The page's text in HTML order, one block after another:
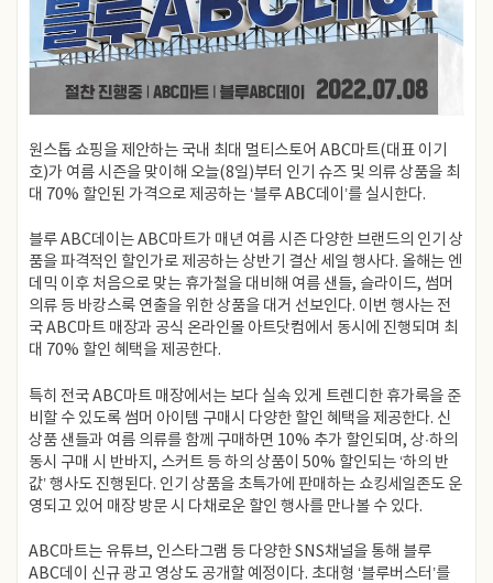
원스톱 쇼핑을 제안하는 국내 최대 멀티스토어 ABC마트(대표 이기
호)가 여름 시즌을 맞이해 오늘(8일)부터 인기 슈즈 및 의류 상품을 최
대 70% 할인된 가격으로 제공하는 ‘블루 ABC데이’를 실시한다.
블루 ABC데이는 ABC마트가 매년 여름 시즌 다양한 브랜드의 인기 상
품을 파격적인 할인가로 제공하는 상반기 결산 세일 행사다. 올해는 엔
데믹 이후 처음으로 맞는 휴가철을 대비해 여름 샌들, 슬라이드, 썸머
의류 등 바캉스룩 연출을 위한 상품을 대거 선보인다. 이번 행사는 전
국 ABC마트 매장과 공식 온라인몰 아트닷컴에서 동시에 진행되며 최
대 70% 할인 혜택을 제공한다.
특히 전국 ABC마트 매장에서는 보다 실속 있게 트렌디한 휴가룩을 준
비할 수 있도록 썸머 아이템 구매시 다양한 할인 혜택을 제공한다. 신
상품 샌들과 여름 의류를 함께 구매하면 10% 추가 할인되며, 상∙하의
동시 구매 시 반바지, 스커트 등 하의 상품이 50% 할인되는 ‘하의 반
값’ 행사도 진행된다. 인기 상품을 초특가에 판매하는 쇼킹세일존도 운
영되고 있어 매장 방문 시 다채로운 할인 행사를 만나볼 수 있다.
ABC마트는 유튜브, 인스타그램 등 다양한 SNS채널을 통해 블루
ABC데이 신규 광고 영상도 공개할 예정이다. 초대형 ‘블루버스터’를